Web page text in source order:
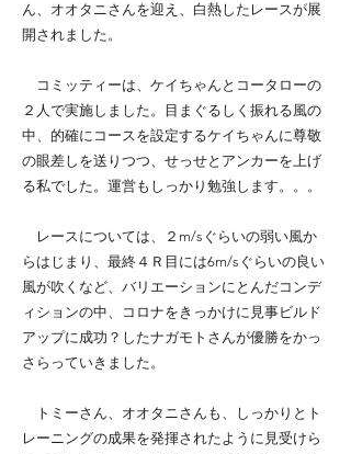
ん、オオタニさんを迎え、白熱したレースが展
開されました。
コミッティーは、ケイちゃんとコータローの
２人で実施しました。目まぐるしく振れる風の
中、的確にコースを設定するケイちゃんに尊敬
の眼差しを送りつつ、せっせとアンカーを上げ
る私でした。運営もしっかり勉強します。。。
レースについては、２m/sぐらいの弱い風か
らはじまり、最終４Ｒ目には6m/sぐらいの良い
風が吹くなど、バリエーションにとんだコンデ
ィションの中、コロナをきっかけに見事ビルド
アップに成功？したナガモトさんが優勝をかっ
さらっていきました。
トミーさん、オオタニさんも、しっかりとト
レーニングの成果を発揮されたように見受けら